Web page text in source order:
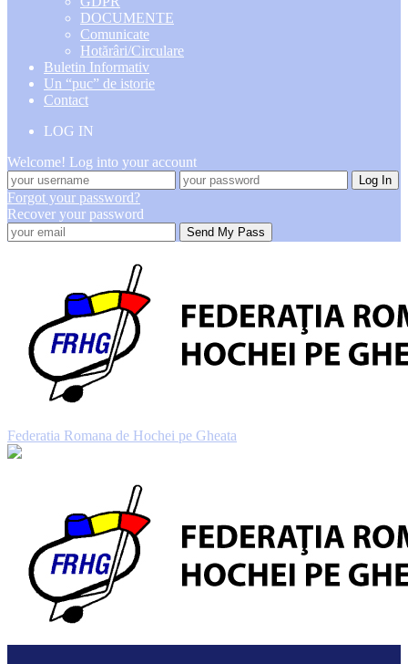
DOCUMENTE
Comunicate
Hotărâri/Circulare
Buletin Informativ
Un “puc” de istorie
Contact
LOG IN
Welcome! Log into your account
Forgot your password?
Recover your password
Federatia Romana de Hochei pe Gheata